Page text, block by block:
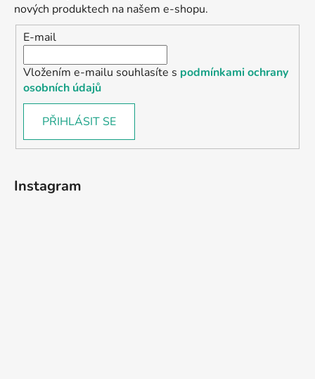
nových produktech na našem e-shopu.
E-mail
Vložením e-mailu souhlasíte s podmínkami ochrany
osobních údajů
PŘIHLÁSIT SE
Instagram